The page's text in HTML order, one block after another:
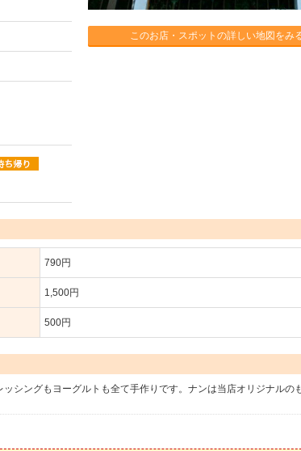
このお店・スポットの詳しい地図をみ
790円
1,500円
500円
シングもヨーグルトも全て手作りです。ナンは当店オリジナルの